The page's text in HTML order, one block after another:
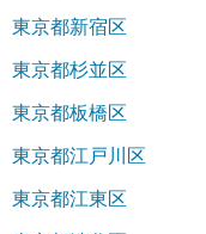
東京都新宿区
東京都杉並区
東京都板橋区
東京都江戸川区
東京都江東区